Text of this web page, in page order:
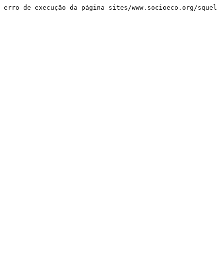
erro de execução da página sites/www.socioeco.org/